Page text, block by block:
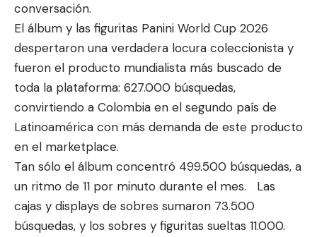
conversación.
El álbum y las figuritas Panini World Cup 2026
despertaron una verdadera locura coleccionista y
fueron el producto mundialista más buscado de
toda la plataforma: 627.000 búsquedas,
convirtiendo a Colombia en el segundo país de
Latinoamérica con más demanda de este producto
en el marketplace.
Tan sólo el álbum concentró 499.500 búsquedas, a
un ritmo de 11 por minuto durante el mes. Las
cajas y displays de sobres sumaron 73.500
búsquedas, y los sobres y figuritas sueltas 11.000.